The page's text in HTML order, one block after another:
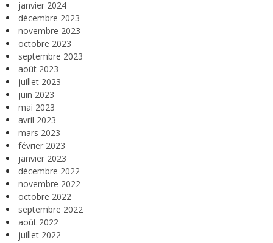
janvier 2024
décembre 2023
novembre 2023
octobre 2023
septembre 2023
août 2023
juillet 2023
juin 2023
mai 2023
avril 2023
mars 2023
février 2023
janvier 2023
décembre 2022
novembre 2022
octobre 2022
septembre 2022
août 2022
juillet 2022